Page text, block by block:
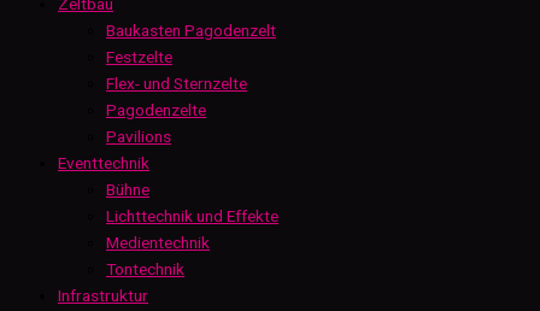
Baukasten Pagodenzelt
Festzelte
Flex- und Sternzelte
Pagodenzelte
Pavilions
Eventtechnik
Bühne
Lichttechnik und Effekte
Medientechnik
Tontechnik
Infrastruktur